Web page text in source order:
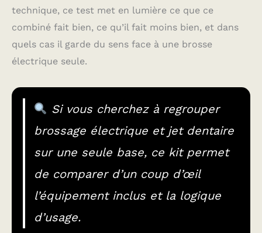
technique, ce test met en lumière ce que ce
combiné fait bien, ce qu’il fait moins bien, et dans
quels cas il garde du sens face à une brosse
électrique seule.
Si vous cherchez à regrouper
brossage électrique et jet dentaire
sur une seule base, ce kit permet
de comparer d’un coup d’œil
l’équipement inclus et la logique
d’usage.